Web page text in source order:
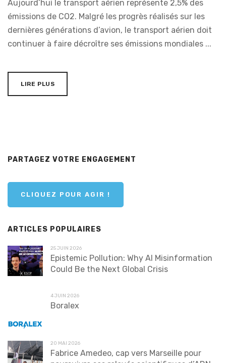
Aujourd’hui le transport aérien représente 2,5% des
émissions de CO2. Malgré les progrès réalisés sur les
dernières générations d’avion, le transport aérien doit
continuer à faire décroître ses émissions mondiales ...
LIRE PLUS
PARTAGEZ VOTRE ENGAGEMENT
CLIQUEZ POUR AGIR !
ARTICLES POPULAIRES
25 JUIN 2026
Epistemic Pollution: Why AI Misinformation
Could Be the Next Global Crisis
4 JUIN 2026
Boralex
20 MAI 2026
Fabrice Amedeo, cap vers Marseille pour